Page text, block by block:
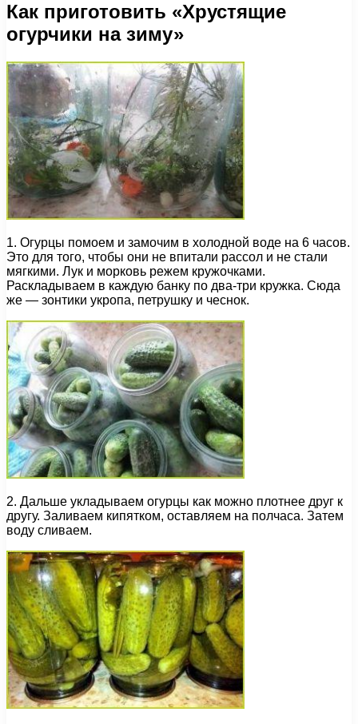
Как приготовить «Хрустящие
огурчики на зиму»
1. Огурцы помоем и замочим в холодной воде на 6 часов.
Это для того, чтобы они не впитали рассол и не стали
мягкими. Лук и морковь режем кружочками.
Раскладываем в каждую банку по два-три кружка. Сюда
же — зонтики укропа, петрушку и чеснок.
2. Дальше укладываем огурцы как можно плотнее друг к
другу. Заливаем кипятком, оставляем на полчаса. Затем
воду сливаем.